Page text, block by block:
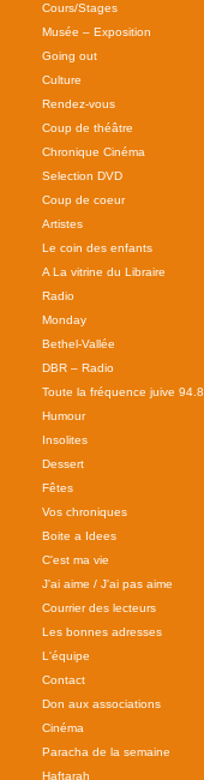
Cours/Stages
Musée – Exposition
Going out
Culture
Rendez-vous
Coup de théâtre
Chronique Cinéma
Selection DVD
Coup de coeur
Artistes
Le coin des enfants
A La vitrine du Libraire
Radio
Monday
Bethel-Vallée
DBR – Radio
Toute la fréquence juive 94.8
Humour
Insolites
Dessert
Fêtes
Vos chroniques
Boite a Idees
C'est ma vie
J'ai aime / J'ai pas aime
Courrier des lecteurs
Les bonnes adresses
L'équipe
Contact
Don aux associations
Cinéma
Paracha de la semaine
Haftarah